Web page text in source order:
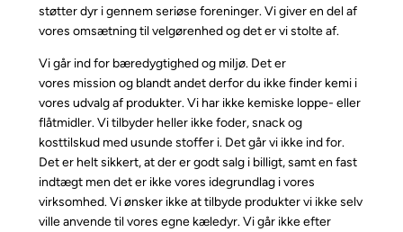
støtter dyr i gennem seriøse foreninger. Vi giver en del af
vores omsætning til velgørenhed og det er vi stolte af.
Vi går ind for bæredygtighed og miljø. Det er
vores mission og blandt andet derfor du ikke finder kemi i
vores udvalg af produkter. Vi har ikke kemiske loppe- eller
flåtmidler. Vi tilbyder heller ikke foder, snack og
kosttilskud med usunde stoffer i. Det går vi ikke ind for.
Det er helt sikkert, at der er godt salg i billigt, samt en fast
indtægt men det er ikke vores idegrundlag i vores
virksomhed. Vi ønsker ikke at tilbyde produkter vi ikke selv
ville anvende til vores egne kæledyr. Vi går ikke efter